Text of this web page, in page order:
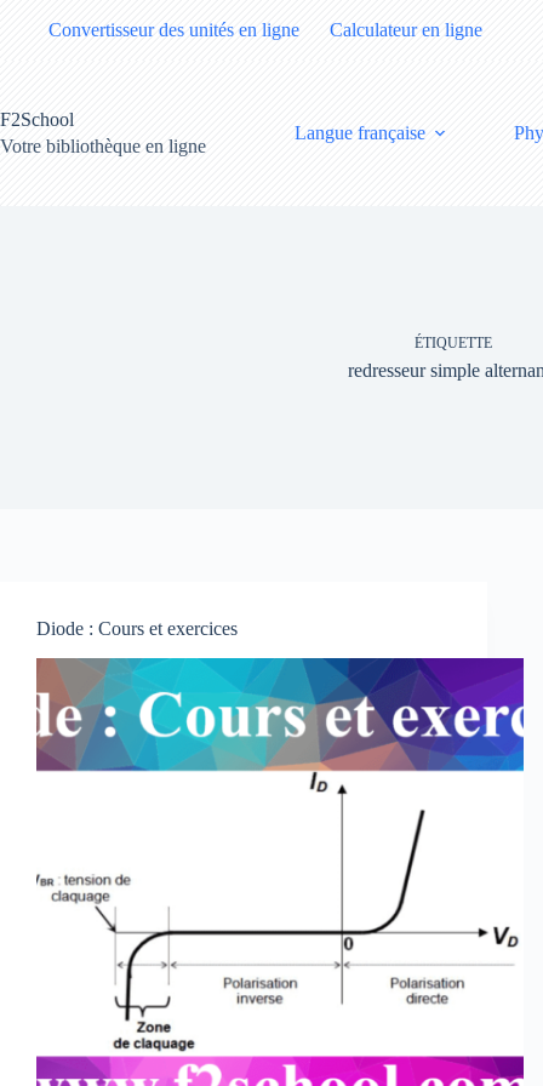
Convertisseur des unités en ligne Calculateur en ligne
F2School
Votre bibliothèque en ligne
Langue française
ÉTIQUETTE
redresseur simple
Diode : Cours et exercices